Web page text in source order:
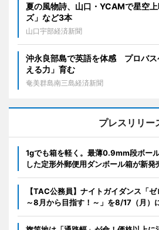
夏の風物詩、山口・YCAMで星空
ズ」など3本
山口宇部経済新聞
沖永良部島で英語を体感 プロバス
える力」育む
奄美群島南三島経済新聞
プレスリリー
1gでも箱を軽く。最薄0.9mm段ボー
した定形外郵便用ダンボール箱が新発
【TAC公務員】ナイトガイダンス「
～8月から目指す！～」を8/17（月）